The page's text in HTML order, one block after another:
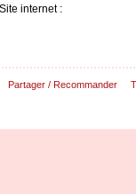
Site internet :
Partager / Recommander